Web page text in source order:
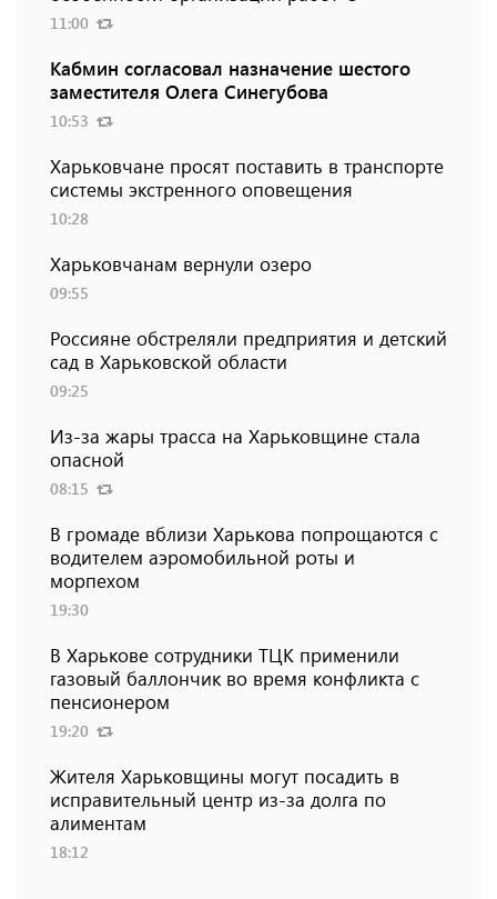
11:00
Кабмин согласовал назначение шестого
заместителя Олега Синегубова
10:53
Харьковчане просят поставить в транспорте
системы экстренного оповещения
10:28
Харьковчанам вернули озеро
09:55
Россияне обстреляли предприятия и детский
сад в Харьковской области
09:25
Из-за жары трасса на Харьковщине стала
опасной
08:15
В громаде вблизи Харькова попрощаются с
водителем аэромобильной роты и
морпехом
19:30
В Харькове сотрудники ТЦК применили
газовый баллончик во время конфликта с
пенсионером
19:20
Жителя Харьковщины могут посадить в
исправительный центр из-за долга по
алиментам
18:12